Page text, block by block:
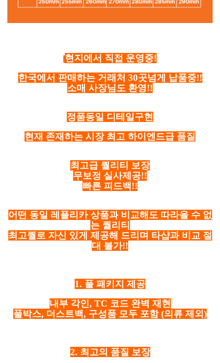
현지에서 직접 운영중!
한국에서 판매하는 거래처 30곳넘게 납품중!!
소매 사장님도 환영!!
정품동일 디테일구현
현재 존재하는 시장 최고 하이엔드급 품질
최고급 퀄리티 보장
무보정 실사제공!!
빠른 피드백!!
어떤 동일 레플리카 상품과 비교해도 따라올 수 없
는 퀄리티
최고퀄로 자신 있게 제공해 드리며 타샵과 비교 절
대 불가!!
1. 풀 패키지 제공
내부 각인, TC 코드 완벽 재현
풀박스, 더스트백, 구성품 모두 포함 (의류 제외)
2. 최고의 품질 보장